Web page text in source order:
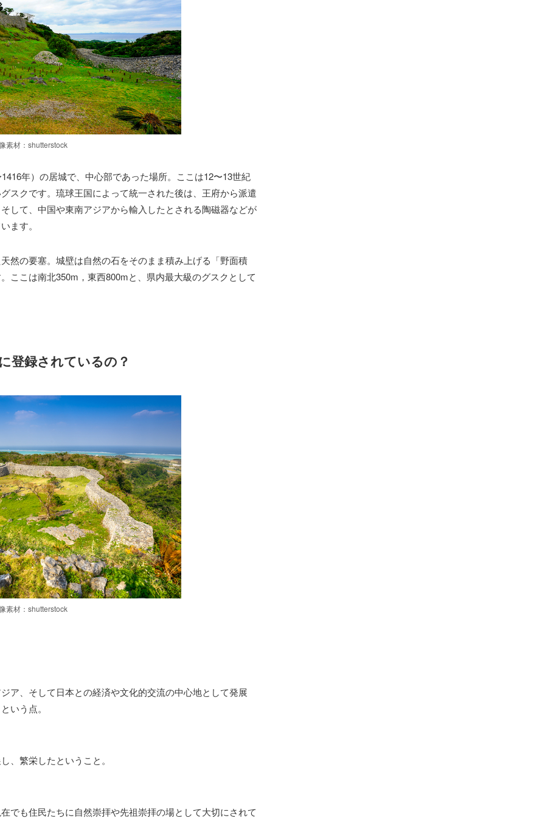
素材：shutterstock
年）の居城で、中心部であった場所。ここは12〜13世紀
スクです。琉球王国によって統一された後は、王府から派遣
して、中国や東南アジアから輸入したとされる陶磁器などが
ます。
然の要塞。城壁は自然の石をそのまま積み上げる「野面積
ここは南北350m，東西800mと、県内最大級のグスクとして
登録されているの？
素材：shutterstock
ア、そして日本との経済や文化的交流の中心地として発展
いう点。
、繁栄したということ。
でも住民たちに自然崇拝や先祖崇拝の場として大切にされて